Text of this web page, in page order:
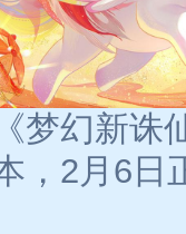
梦幻新诛
，2月6日